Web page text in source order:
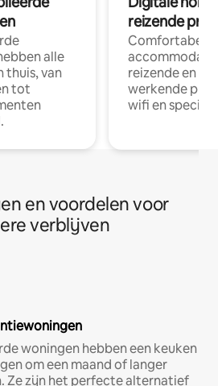
alle
thuis, van
tot
reizende
Comfortabele
reizende en
werkende
wifi en
en voordelen voor
verblijven
woningen hebben een keuken
om een maand of langer
Ze zijn het perfecte alternatief